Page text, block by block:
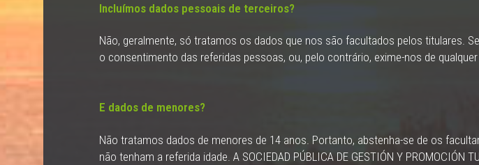
Incluímos dados pessoais de terceiros?
Não, geralmente, só tratamos os dados que nos são facultados pelos titulares.
o consentimento das referidas pessoas, ou, pelo contrário, exime-nos de
E dados de menores?
Não tratamos dados de menores de 14 anos. Portanto, abstenha-se de os
não tenham a referida idade. A SOCIEDAD PÚBLICA DE GESTIÓN Y PROMOCIÓN